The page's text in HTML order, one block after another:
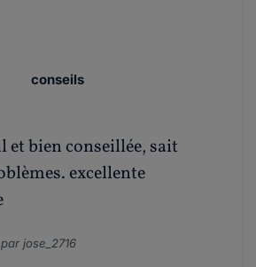
conseils
et bien conseillée, sait
excellente
jose_2716